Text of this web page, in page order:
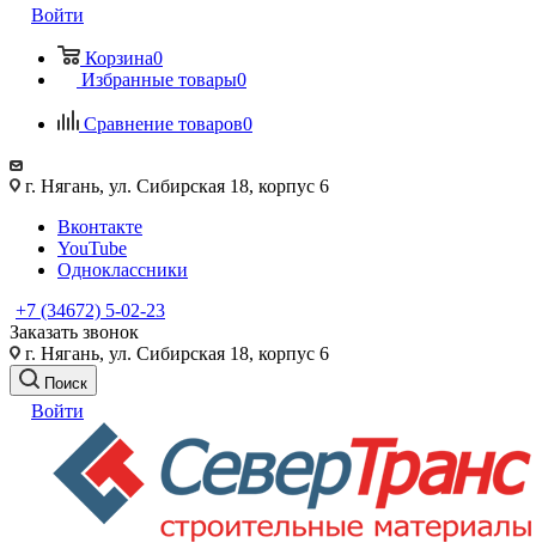
Войти
Корзина0
Избранные товары0
Сравнение товаров0
г. Нягань, ул. Сибирская 18, корпус 6
Вконтакте
YouTube
Одноклассники
+7 (34672) 5-02-23
Заказать звонок
г. Нягань, ул. Сибирская 18, корпус 6
Поиск
Войти